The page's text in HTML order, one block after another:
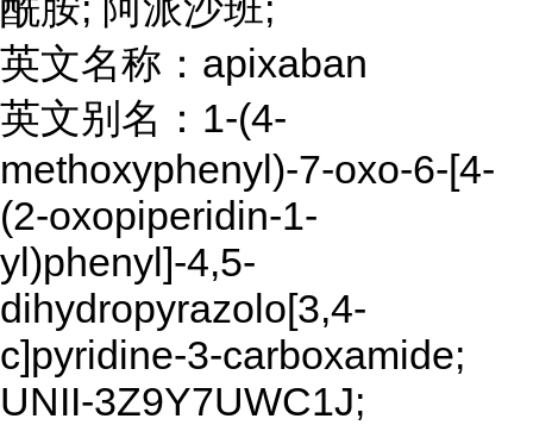
英文名称：apixaban
英文别名：1-(4-
methoxyphenyl)-7-oxo-6-[4-
(2-oxopiperidin-1-
yl)phenyl]-4,5-
dihydropyrazolo[3,4-
c]pyridine-3-carboxamide;
UNII-3Z9Y7UWC1J;